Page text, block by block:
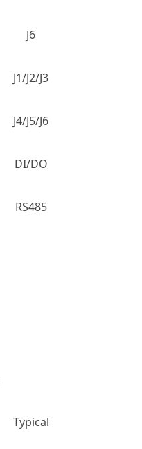
J6
J1/J2/J3
J4/J5/J6
DI/DO
RS485
Typical